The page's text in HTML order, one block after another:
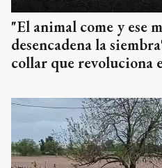
"El animal come y ese
desencadena la
collar que revoluciona